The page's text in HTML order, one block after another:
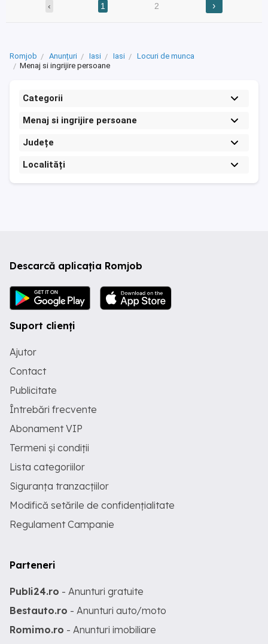
‹ 1 2 ›
Romjob Anunțuri Iasi Iasi
Locuri de munca
Menaj si ingrijire persoane
Categorii
Menaj si ingrijire persoane
Județe
Localități
Descarcă aplicația Romjob
Suport clienți
Ajutor
Contact
Publicitate
Întrebări frecvente
Abonament VIP
Termeni și condiții
Lista categoriilor
Siguranța tranzacțiilor
Modifică setările de confidențialitate
Regulament Campanie
Parteneri
Publi24.ro - Anunturi gratuite
Bestauto.ro - Anunturi auto/moto
Romimo.ro - Anunturi imobiliare